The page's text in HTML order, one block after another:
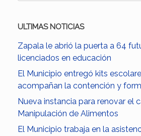
ULTIMAS NOTICIAS
Zapala le abrió la puerta a 64
licenciados en educación
El Municipio entregó kits
acompañan la contención y
Nueva instancia para renovar el
Manipulación de Alimentos
El Municipio trabaja en la